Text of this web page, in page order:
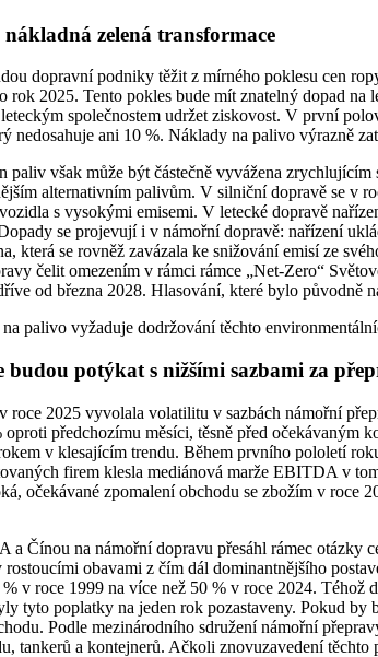
zelená transformace
dopravní podniky těžit z mírného poklesu cen
rok 2025. Tento pokles bude mít znatelný dopad
společnostem udržet ziskovost. V první
nedosahuje ani 10 %. Náklady na palivo výrazně
paliv však může být částečně vyvážena
alternativním palivům. V silniční dopravě se v
s vysokými emisemi. V letecké dopravě
se projevují i v námořní dopravě: nařízení
která se rovněž zavázala ke snižování emisí ze
čelit omezením v rámci rámce „Net-Zero“
od března 2028. Hlasování, které bylo původně
palivo vyžaduje dodržování těchto
budou potýkat s nižšími sazbami za
roce 2025 vyvolala volatilitu v sazbách námořní
předchozímu měsíci, těsně před očekávaným
v klesajícím trendu. Během prvního pololetí
firem klesla mediánová marže EBITDA v
očekávané zpomalení obchodu se zbožím v roce
a Čínou na námořní dopravu přesáhl rámec
obavami z čím dál dominantnějšího
v roce 1999 na více než 50 % v roce 2024.
tyto poplatky na jeden rok pozastaveny. Pokud
Podle mezinárodního sdružení námořní
tankerů a kontejnerů. Ačkoli znovuzavedení